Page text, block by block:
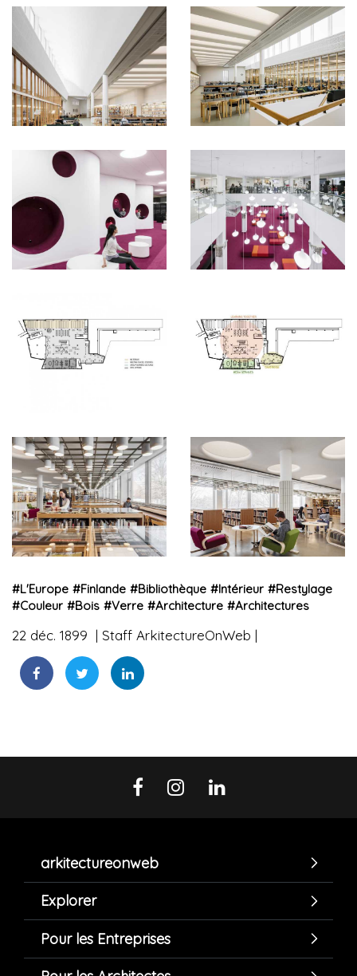
#L'Europe #Finlande #Bibliothèque #Intérieur #Restylage
#Couleur #Bois #Verre #Architecture #Architectures
22 déc. 1899 Staff ArkitectureOnWeb
arkitectureonweb
Explorer
Pour les Entreprises